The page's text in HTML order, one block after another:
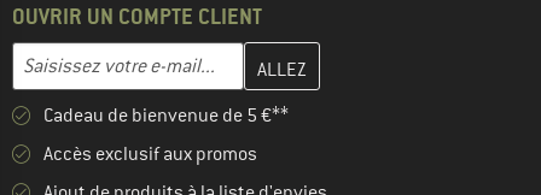
OUVRIR UN COMPTE CLIENT
Adresse e-mail
Entrez votre adresse e-mail ici et créez votre compte client à la
Cadeau de bienvenue de 5 €**
Accès exclusif aux promos